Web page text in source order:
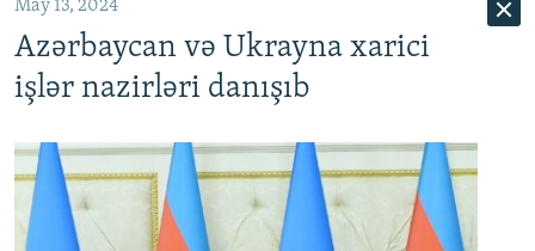
qayıt
Axtarışa
keç
#ƏSLINDƏ
FƏRQƏ BAX
QANUNI DOĞRU
ARAŞDIRMA
MULTIMEDIA
VIDEO
RADIO ARXIV
May 13, 2024
Azərbaycan və Ukrayna xarici
işlər nazirləri danışıb